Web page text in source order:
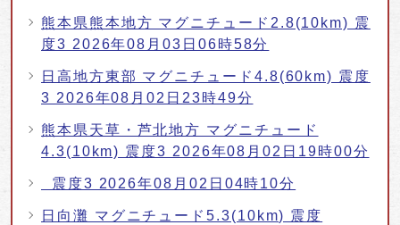
熊本県熊本地方 マグニチュード2.8(10km) 震
度3 2026年08月03日06時58分
日高地方東部 マグニチュード4.8(60km) 震度
3 2026年08月02日23時49分
熊本県天草・芦北地方 マグニチュード
4.3(10km) 震度3 2026年08月02日19時00分
震度3 2026年08月02日04時10分
日向灘 マグニチュード5.3(10km) 震度